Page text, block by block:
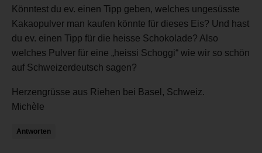
Könntest du ev. einen Tipp geben, welches ungesüsste
Kakaopulver man kaufen könnte für dieses Eis? Und hast
du ev. einen Tipp für die heisse Schokolade? Also
welches Pulver für eine „heissi Schoggi“ wie wir so schön
auf Schweizerdeutsch sagen?
Herzengrüsse aus Riehen bei Basel, Schweiz.
Michèle
Antworten